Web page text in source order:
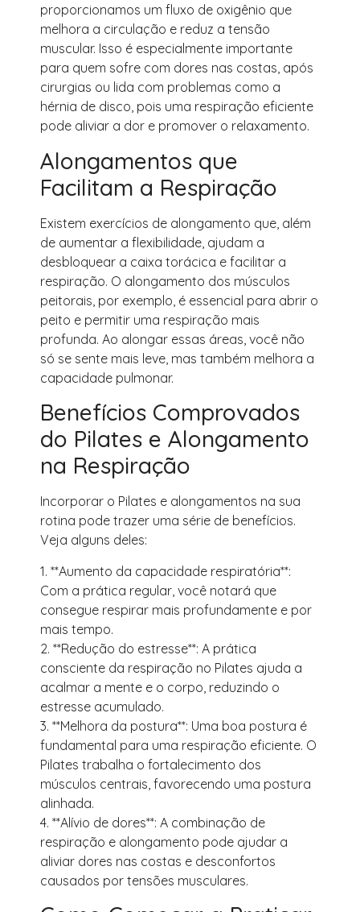
proporcionamos um fluxo de oxigênio que
melhora a circulação e reduz a tensão
muscular. Isso é especialmente importante
para quem sofre com dores nas costas, após
cirurgias ou lida com problemas como a
hérnia de disco, pois uma respiração eficiente
pode aliviar a dor e promover o relaxamento.
Alongamentos que
Facilitam a Respiração
Existem exercícios de alongamento que, além
de aumentar a flexibilidade, ajudam a
desbloquear a caixa torácica e facilitar a
respiração. O alongamento dos músculos
peitorais, por exemplo, é essencial para abrir o
peito e permitir uma respiração mais
profunda. Ao alongar essas áreas, você não
só se sente mais leve, mas também melhora a
capacidade pulmonar.
Benefícios Comprovados
do Pilates e Alongamento
na Respiração
Incorporar o Pilates e alongamentos na sua
rotina pode trazer uma série de benefícios.
Veja alguns deles:
1. **Aumento da capacidade respiratória**:
Com a prática regular, você notará que
consegue respirar mais profundamente e por
mais tempo.
2. **Redução do estresse**: A prática
consciente da respiração no Pilates ajuda a
acalmar a mente e o corpo, reduzindo o
estresse acumulado.
3. **Melhora da postura**: Uma boa postura é
fundamental para uma respiração eficiente. O
Pilates trabalha o fortalecimento dos
músculos centrais, favorecendo uma postura
alinhada.
4. **Alívio de dores**: A combinação de
respiração e alongamento pode ajudar a
aliviar dores nas costas e desconfortos
causados por tensões musculares.